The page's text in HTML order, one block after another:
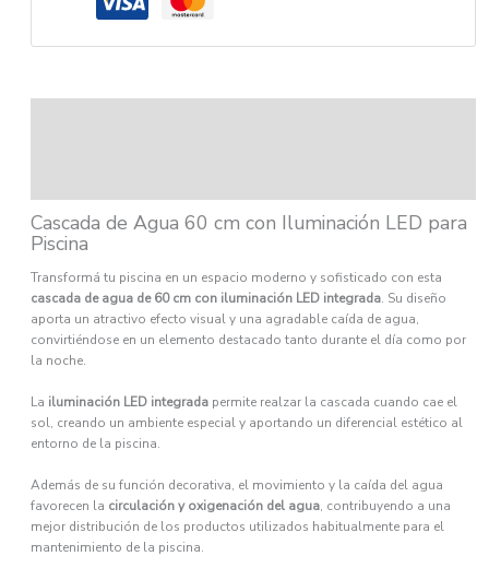
Cascada de Agua 60 cm con Iluminación LED para
Piscina
Transformá tu piscina en un espacio moderno y sofisticado con esta
cascada de agua de 60 cm con iluminación LED integrada. Su diseño
aporta un atractivo efecto visual y una agradable caída de agua,
convirtiéndose en un elemento destacado tanto durante el día como por
la noche.
La iluminación LED integrada permite realzar la cascada cuando cae el
sol, creando un ambiente especial y aportando un diferencial estético al
entorno de la piscina.
Además de su función decorativa, el movimiento y la caída del agua
favorecen la circulación y oxigenación del agua, contribuyendo a una
mejor distribución de los productos utilizados habitualmente para el
mantenimiento de la piscina.